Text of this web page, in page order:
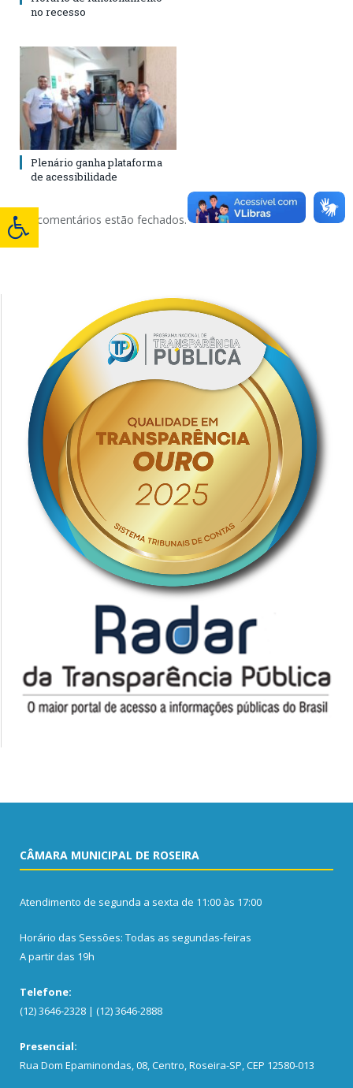
no recesso
Plenário ganha plataforma
de acessibilidade
Os comentários estão fechados.
CÂMARA MUNICIPAL DE ROSEIRA
Atendimento de segunda a sexta de 11:00 às 17:00
Horário das Sessões: Todas as segundas-feiras
A partir das 19h
Telefone:
(12) 3646-2328 | (12) 3646-2888
Presencial:
Rua Dom Epaminondas, 08, Centro, Roseira-SP, CEP 12580-013